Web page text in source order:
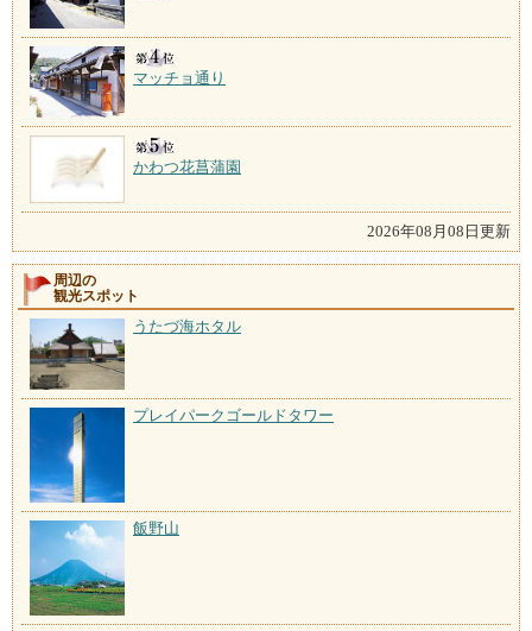
マッチョ通り
かわつ花菖蒲園
2026年08月08日更新
周辺の
観光スポット
うたづ海ホタル
プレイパークゴールドタワー
飯野山